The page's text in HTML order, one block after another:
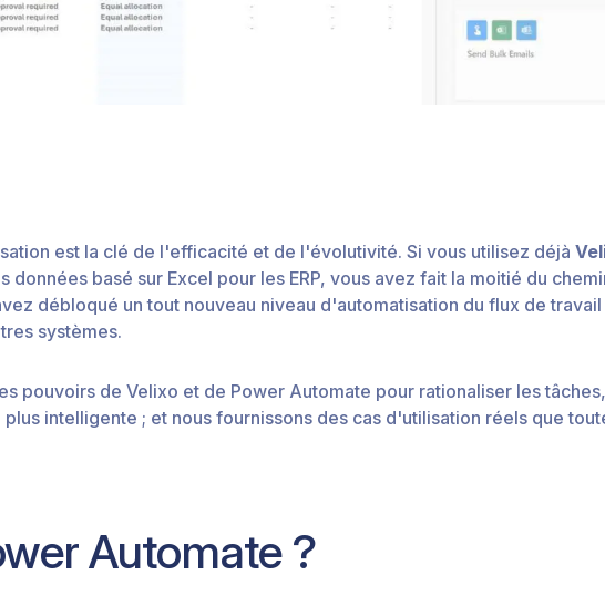
est la clé de l'efficacité et de l'évolutivité. Si vous utilisez déjà
basé sur Excel pour les ERP, vous avez fait la moitié du
débloqué un tout nouveau niveau d'automatisation du flux de
systèmes.
pouvoirs de Velixo et de Power Automate pour rationaliser les
intelligente ; et nous fournissons des cas d'utilisation réels que
Automate ?